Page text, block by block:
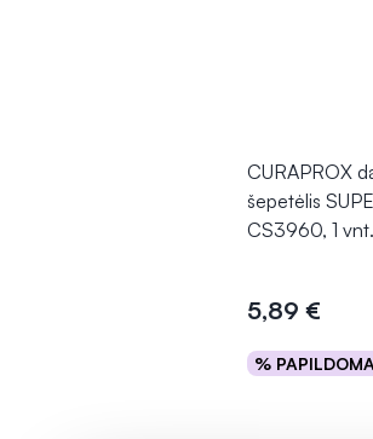
CURAPROX
šepetėlis
CS3960, 1 vnt.
5,89 €
%
Į